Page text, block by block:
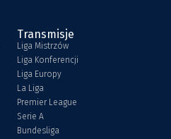
Transmisje
Liga Mistrzów
Liga Konferencji
Liga Europy
La Liga
Premier League
Serie A
Bundesliga